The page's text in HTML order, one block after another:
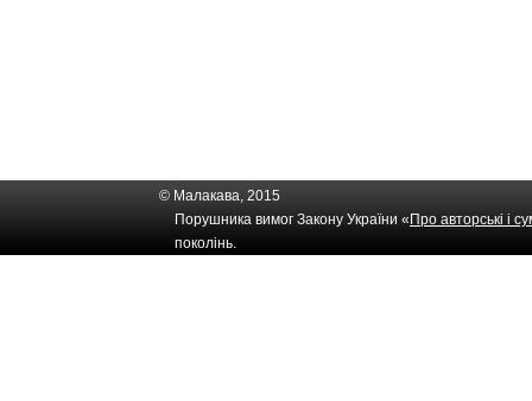
© Малакава, 2015
Порушника вимог Закону України « Про авторські і
поколінь.